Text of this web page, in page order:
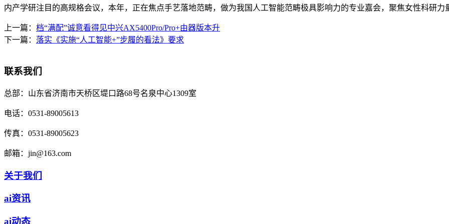
内产学研注目的高规格会议，本年，正在焦点手艺落地范畴，做为我国人工智能范畴极具影响力的专业嘉会，聚焦女性科研力
上一篇： 档“满配”诚意看得见中兴AX5400Pro/Pro+由器版本升
下一篇： 落实《实施“人工智能+”步履的看法》要求
联系我们
总部： 山东省济南市天桥区堤口路68号名泉中心1309室
电话： 0531-89005613
传真： 0531-89005623
邮箱： jin@163.com
关于我们
ai资讯
ai动态